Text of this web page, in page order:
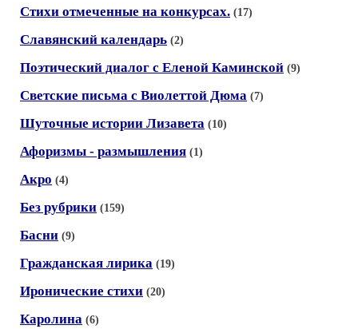
Стихи отмеченные на конкурсах. (17)
Славянский календарь (2)
Поэтический диалог с Еленой Каминской (9)
Светские письма с Виолеттой Дюма (7)
Шуточные истории Лизавета (10)
Афоризмы - размышления (1)
Акро (4)
Без рубрики (159)
Басни (9)
Гражданская лирика (19)
Иронические стихи (20)
Каролина (6)